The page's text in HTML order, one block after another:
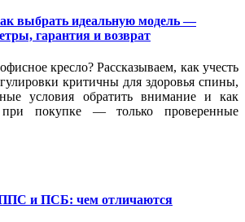
выбрать идеальную модель —
гарантия и возврат
кресло? Рассказываем, как учесть
критичны для здоровья спины,
условия обратить внимание и как
покупке — только проверенные
и ПСБ: чем отличаются